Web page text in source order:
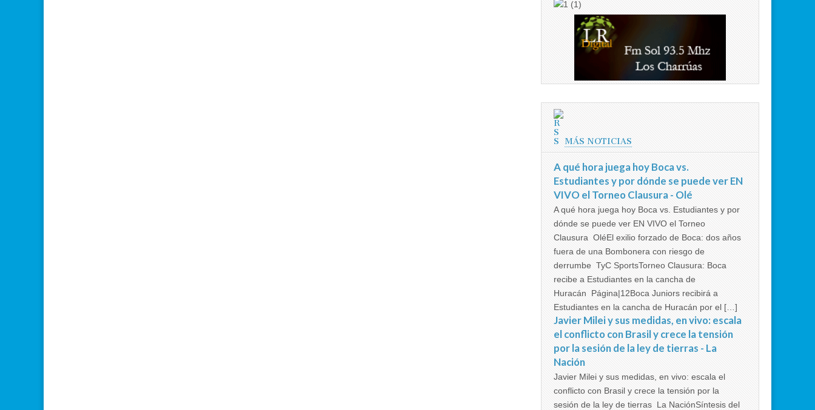
MÁS NOTICIAS
A qué hora juega hoy Boca vs.
Estudiantes y por dónde se puede ver EN
VIVO el Torneo Clausura - Olé
A qué hora juega hoy Boca vs. Estudiantes y por
dónde se puede ver EN VIVO el Torneo
Clausura OléEl exilio forzado de Boca: dos años
fuera de una Bombonera con riesgo de
derrumbe TyC SportsTorneo Clausura: Boca
recibe a Estudiantes en la cancha de
Huracán Página|12Boca Juniors recibirá a
Estudiantes en la cancha de Huracán por el […]
Javier Milei y sus medidas, en vivo: escala
el conflicto con Brasil y crece la tensión
por la sesión de la ley de tierras - La
Nación
Javier Milei y sus medidas, en vivo: escala el
conflicto con Brasil y crece la tensión por la
sesión de la ley de tierras La NaciónSíntesis del